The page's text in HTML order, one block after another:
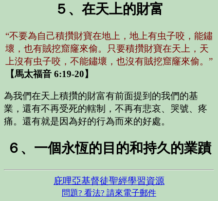
５、在天上的財富
“不要為自己積攢財寶在地上，地上有虫子咬，能鏽
壞，也有賊挖窟窿來偷。只要積攢財寶在天上，天
上沒有虫子咬，不能鏽壞，也沒有賊挖窟窿來偷。”
【馬太福音 6:19-20】
為我們在天上積攢的財富有前面提到的我們的基
業，還有不再受死的轄制，不再有悲哀、哭號、疼
痛。還有就是因為好的行為而來的好處。
６、一個永恆的目的和持久的業蹟
庇哩亞基督徒聖經學習資源
問題? 看法? 請來電子郵件